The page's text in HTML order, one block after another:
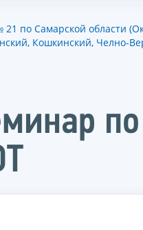
по Самарской области
Кошкинский, Челно-